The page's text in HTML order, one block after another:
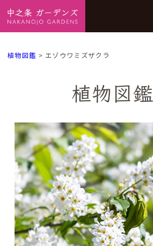
植物図鑑 > エゾウワミズザクラ
植物図鑑